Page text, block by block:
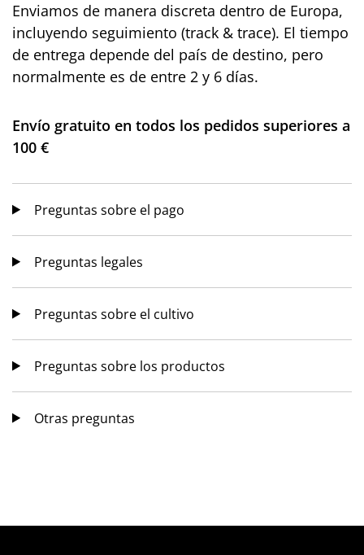
Enviamos de manera discreta dentro de Europa,
incluyendo seguimiento (track & trace). El tiempo
de entrega depende del país de destino, pero
normalmente es de entre 2 y 6 días.
Envío gratuito en todos los pedidos superiores a
100 €
Preguntas sobre el pago
Preguntas legales
Preguntas sobre el cultivo
Preguntas sobre los productos
Otras preguntas